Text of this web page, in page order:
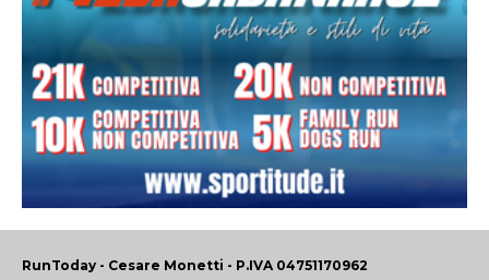
RunToday - Cesare Monetti - P.IVA 04751170962